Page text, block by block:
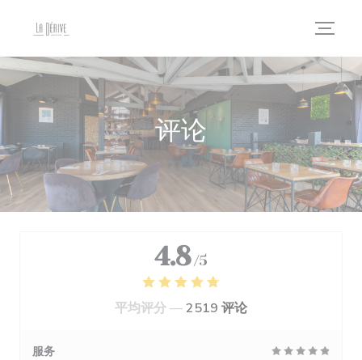
评论
4.8 /5
平均评分 —2519 评论
服务